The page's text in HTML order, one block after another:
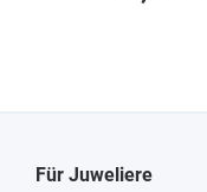
Für Juweliere